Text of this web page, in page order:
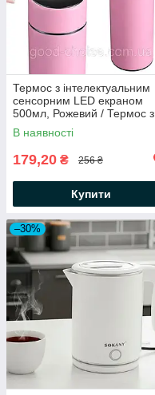
Термос з інтелектуальним
сенсорним LED екраном
500мл, Рожевий / Термос з
нержавіючої сталі
В наявності
179,20 ₴ 256 ₴
Купити
–30%